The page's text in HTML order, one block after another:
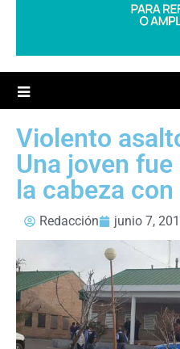
Violento
Una joven
la cabeza
Redacción junio 7,